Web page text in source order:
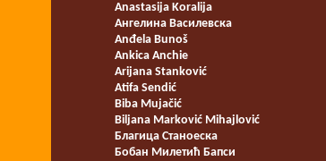
Anastasija Koralija
Ангелина Василевска
Anđela Bunoš
Ankica Anchie
Arijana Stanković
Atifa Sendić
Biba Mujačić
Biljana Marković Mihajlović
Благица Станоеска
Бобан Милетић Бапси